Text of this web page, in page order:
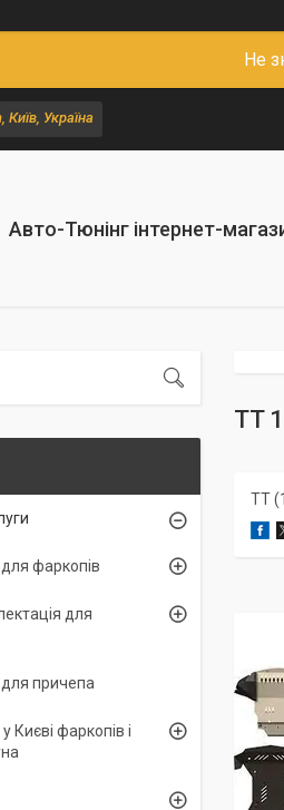
Не
Україна
Авто-Тюнінг інтернет-
TT
TT
фаркопів
для
причепа
Києві фаркопів і